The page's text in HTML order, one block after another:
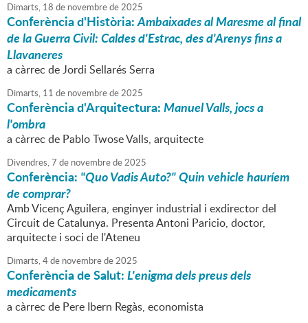
Dimarts, 18 de novembrede2025
Conferència d'Història:Ambaixades al Maresme al final
de la Guerra Civil: Caldes d'Estrac, des d'Arenys fins a
Llavaneres
a càrrec de Jordi Sellarés Serra
Dimarts, 11 de novembrede2025
Conferència d'Arquitectura:Manuel Valls, jocs a
l'ombra
a càrrec de Pablo Twose Valls, arquitecte
Divendres,7 de novembrede2025
Conferència: "Quo Vadis Auto?" Quin vehicle hauríem
de comprar?
Amb Vicenç Aguilera, enginyer industrial i exdirector del
Circuit de Catalunya. Presenta Antoni Paricio, doctor,
arquitecte i soci de l'Ateneu
Dimarts,4de novembrede2025
Conferència de Salut:L'enigma dels preus dels
medicaments
a càrrec de Pere Ibern Regàs, economista